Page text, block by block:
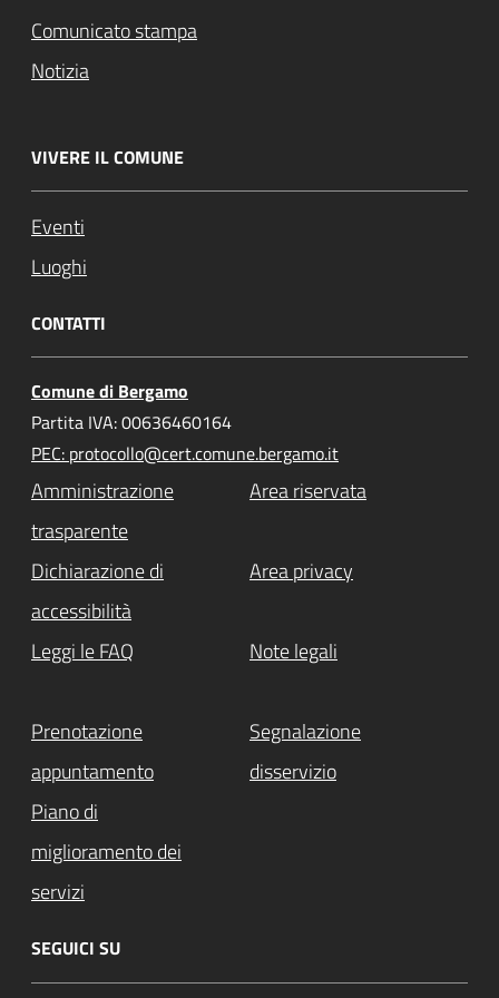
Comunicato stampa
Notizia
VIVERE IL COMUNE
Eventi
Luoghi
CONTATTI
Comune di Bergamo
Partita IVA: 00636460164
PEC: protocollo@cert.comune.bergamo.it
Amministrazione
trasparente
Area riservata
Dichiarazione di
accessibilità
Area privacy
Leggi le FAQ Note legali
Prenotazione
appuntamento
Segnalazione
disservizio
Piano di
miglioramento dei
servizi
SEGUICI SU